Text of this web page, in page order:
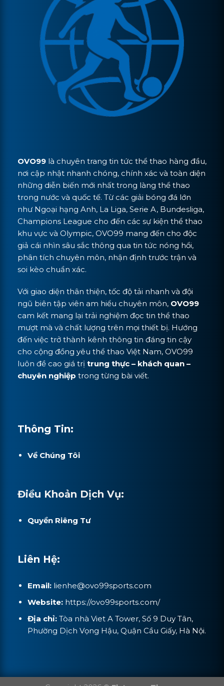
OVO99 là chuyên trang tin tức thể thao hàng đầu,
nơi cập nhật nhanh chóng, chính xác và toàn diện
những diễn biến mới nhất trong làng thể thao
trong nước và quốc tế. Từ các giải bóng đá lớn
như Ngoại hạng Anh, La Liga, Serie A, Bundesliga,
Champions League cho đến các sự kiện thể thao
khu vực và Olympic, OVO99 mang đến cho độc
giả cái nhìn sâu sắc thông qua tin tức nóng hổi,
phân tích chuyên môn, nhận định trước trận và
soi kèo chuẩn xác.
Với giao diện thân thiện, tốc độ tải nhanh và đội
ngũ biên tập viên am hiểu chuyên môn, OVO99
cam kết mang lại trải nghiệm đọc tin thể thao
mượt mà và chất lượng trên mọi thiết bị. Hướng
đến việc trở thành kênh thông tin đáng tin cậy
cho cộng đồng yêu thể thao Việt Nam, OVO99
luôn đề cao giá trị trung thực – khách quan –
chuyên nghiệp trong từng bài viết.
Thông Tin:
Về Chúng Tôi
Điều Khoản Dịch Vụ:
Quyền Riêng Tư
Liên Hệ:
Email: lienhe@ovo99sports.com
Website: https://ovo99sports.com/
Địa chỉ: Tòa nhà Viet A Tower, Số 9 Duy Tân,
Phường Dịch Vọng Hậu, Quận Cầu Giấy, Hà Nội.